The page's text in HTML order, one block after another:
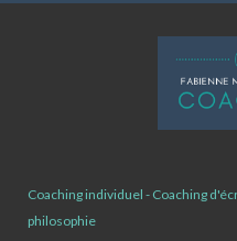
Coaching individuel - Coaching
philosophie